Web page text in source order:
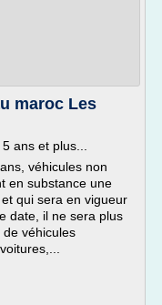
maroc Les
ans et plus...
véhicules non
en substance une
qui sera en vigueur
date, il ne sera plus
véhicules